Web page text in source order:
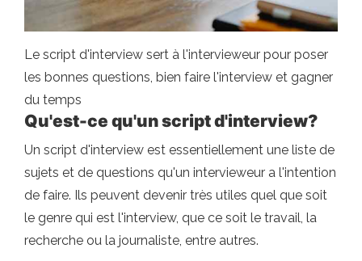
Le script d'interview sert à l'intervieweur pour poser
les bonnes questions, bien faire l'interview et gagner
du temps
Qu'est-ce qu'un script d'interview?
Un script d'interview est essentiellement une liste de
sujets et de questions qu'un intervieweur a l'intention
de faire. Ils peuvent devenir très utiles quel que soit
le genre qui est l'interview, que ce soit le travail, la
recherche ou la journaliste, entre autres.